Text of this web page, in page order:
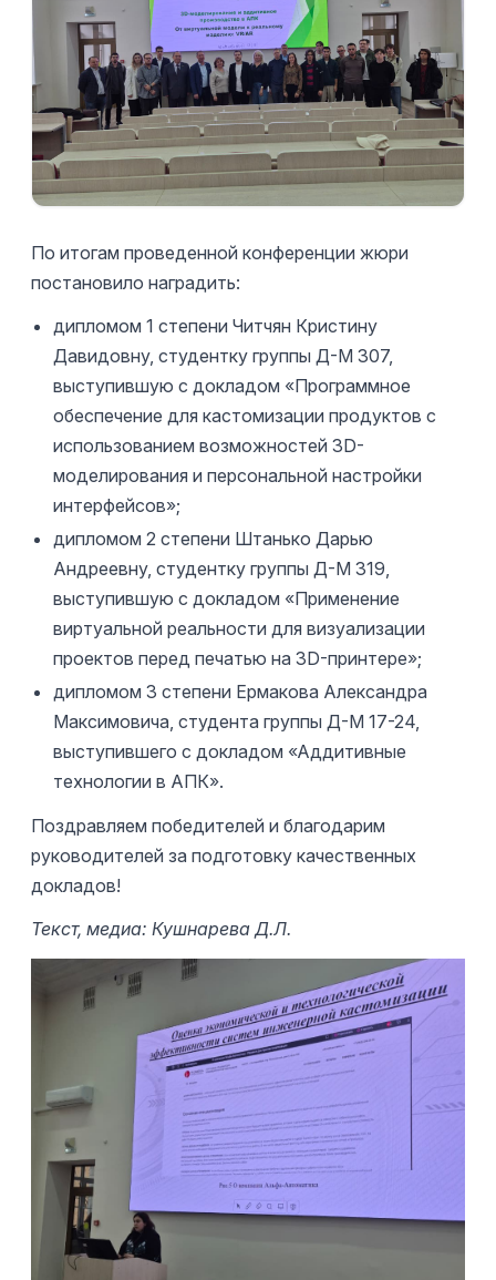
По итогам проведенной конференции жюри
постановило наградить:
дипломом 1 степени Читчян Кристину
Давидовну, студентку группы Д-М 307,
выступившую с докладом «Программное
обеспечение для кастомизации продуктов с
использованием возможностей 3D-
моделирования и персональной настройки
интерфейсов»;
дипломом 2 степени Штанько Дарью
Андреевну, студентку группы Д-М 319,
выступившую с докладом «Применение
виртуальной реальности для визуализации
проектов перед печатью на 3D-принтере»;
дипломом 3 степени Ермакова Александра
Максимовича, студента группы Д-М 17-24,
выступившего с докладом «Аддитивные
технологии в АПК».
Поздравляем победителей и благодарим
руководителей за подготовку качественных
докладов!
Текст, медиа: Кушнарева Д.Л.